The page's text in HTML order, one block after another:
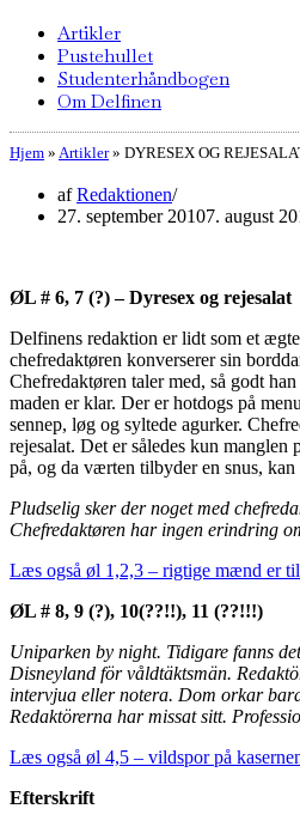
Artikler
Pustehullet
Studenterhåndbogen
Om Delfinen
Hjem » Artikler» DYRESEX OG
afRedaktionen
27. september 20107. august
ØL # 6, 7 (?) – Dyresex og rejesalat
Delfinens redaktion er lidt som et
chefredaktøren konverserer sin
Chefredaktøren taler med, så godt
maden er klar. Der er hotdogs på
sennep, løg og syltede agurker.
rejesalat. Det er således kun
på, og da værten tilbyder en snus,
Pludselig sker der noget med
Chefredaktøren har ingen erindring
Læs også øl 1,2,3 – rigtige mænd er
ØL # 8, 9 (?), 10(??!!), 11 (??!!!)
Uniparken by night. Tidigare fanns
Disneyland för våldtäktsmän.
intervjua eller notera. Dom orkar
Redaktörerna har missat sitt.
Læs også øl 4,5 – vildspor på
Efterskrift